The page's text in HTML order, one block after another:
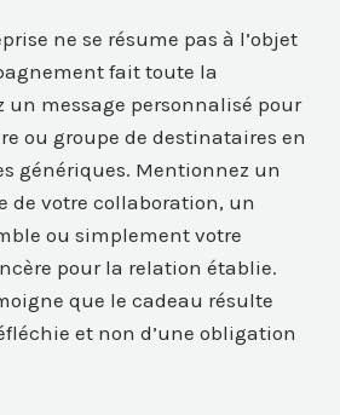
ne se résume pas à l’objet
fait toute la
un message personnalisé pour
ou groupe de destinataires en
génériques. Mentionnez un
de votre collaboration, un
ou simplement votre
pour la relation établie.
que le cadeau résulte
et non d’une obligation